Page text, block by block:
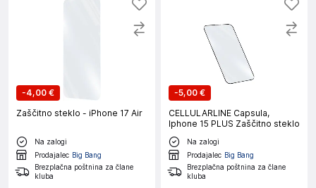
-4,00 €
Zaščitno steklo - iPhone 17 Air
Na zalogi
Prodajalec Big Bang
Brezplačna poštnina za člane
kluba
-5,00 €
CELLULARLINE Capsula,
Iphone 15 PLUS Zaščitno steklo
Na zalogi
Prodajalec Big Bang
Brezplačna poštnina za člane
kluba